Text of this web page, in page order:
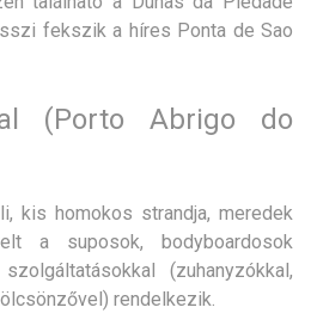
fekszik a híres Ponta de Sao
(Porto Abrigo do
kis homokos strandja, meredek
a suposok, bodyboardosok
(zuhanyzókkal,
rendelkezik.